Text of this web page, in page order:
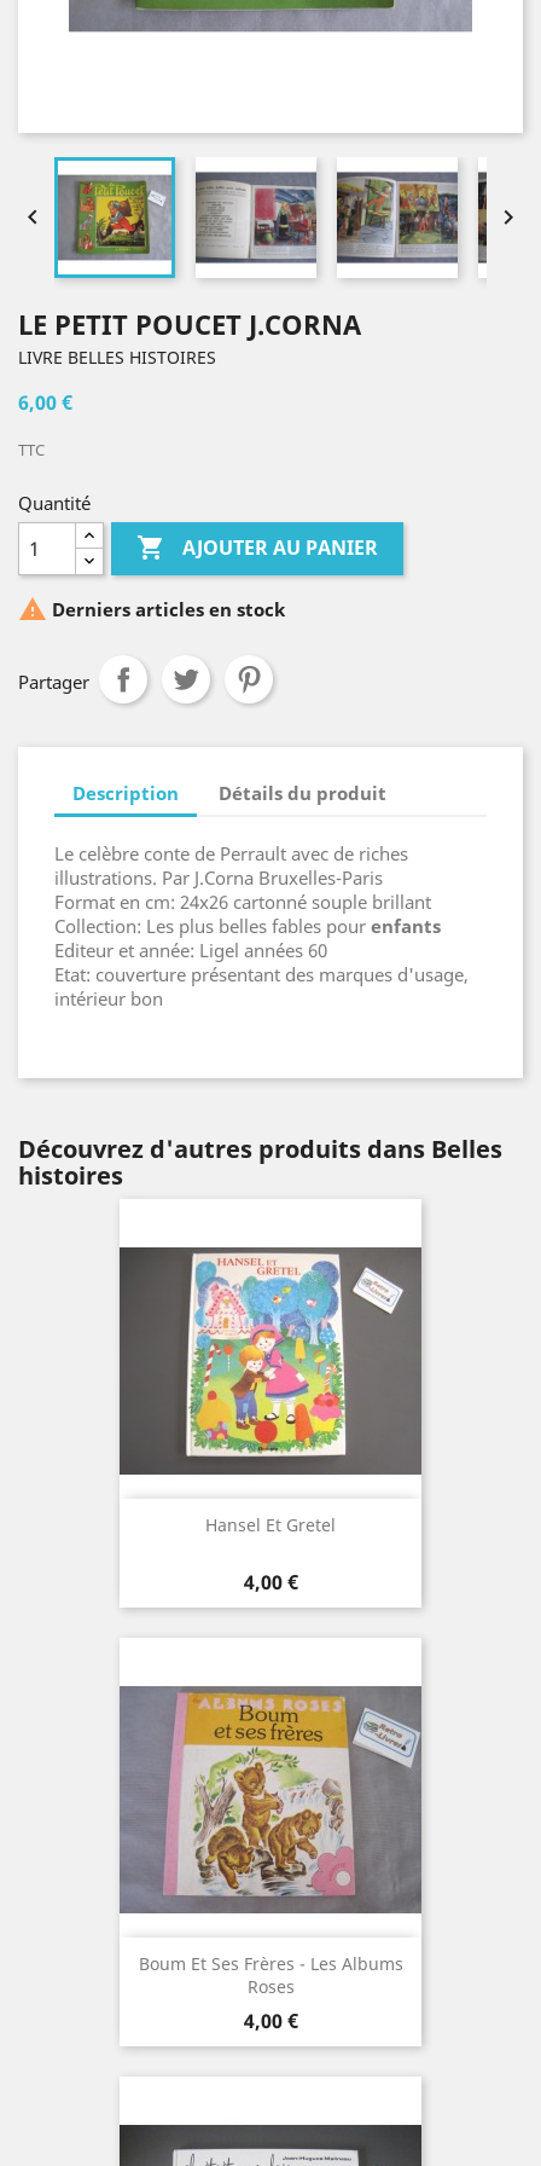
 
LE PETIT POUCET J.CORNA
LIVRE BELLES HISTOIRES
6,00 €
TTC
Quantité
 AJOUTER AU PANIER
 Derniers articles en stock
Partager
Description Détails du produit
Le celèbre conte de Perrault avec de riches
illustrations. Par J.Corna Bruxelles-Paris
Format en cm: 24x26 cartonné souple brillant
Collection: Les plus belles fables pour enfants
Editeur et année: Ligel années 60
Etat: couverture présentant des marques d'usage,
intérieur bon
Découvrez d'autres produits dans Belles
histoires
Hansel Et Gretel
Prix
4,00 €
Boum Et Ses Frères - Les Albums
Roses
Prix
4,00 €